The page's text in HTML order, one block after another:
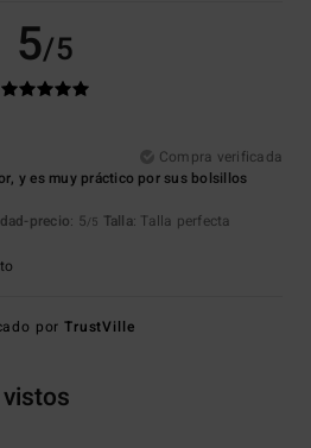
5/5
Compra verificada
y es muy práctico por sus bolsillos
precio: 5/5 Talla: Talla perfecta
porTrustVille